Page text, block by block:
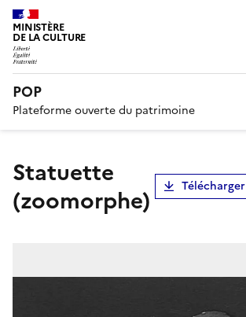
MINISTÈRE
DE LA CULTURE
POP
Plateforme ouverte du patrimoine
statuette
(zoomorphe)
Télécharger